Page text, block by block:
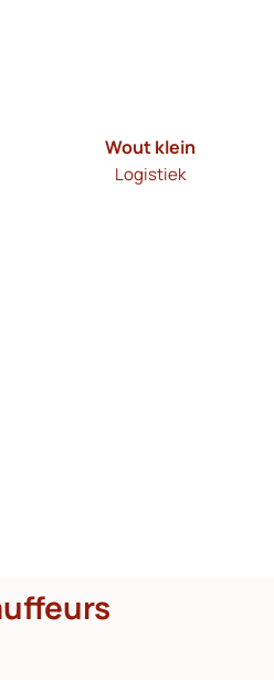
Wout klein
Logistiek